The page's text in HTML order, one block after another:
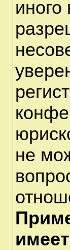
иного
не